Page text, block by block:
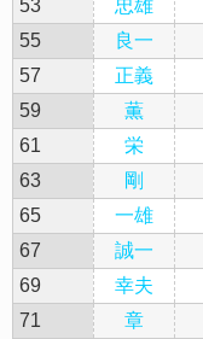
53
忠雄
55
良一
57
正義
59
薫
61
栄
63
剛
65
一雄
67
誠一
69
幸夫
71
章